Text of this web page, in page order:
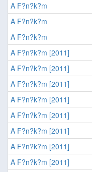
A F?n?k?m
A F?n?k?m
A F?n?k?m
A F?n?k?m [2011]
A F?n?k?m [2011]
A F?n?k?m [2011]
A F?n?k?m [2011]
A F?n?k?m [2011]
A F?n?k?m [2011]
A F?n?k?m [2011]
A F?n?k?m [2011]